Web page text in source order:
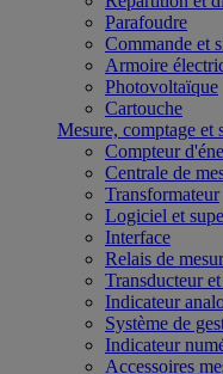
Parafoudre
Commande et
Armoire
Photovoltaïque
Cartouche
Mesure, comptage et
Compteur
Centrale de
Transformateur
Logiciel et
Interface
Relais de
Transducteur
Indicateur
Système de
Indicateur
Accessoires